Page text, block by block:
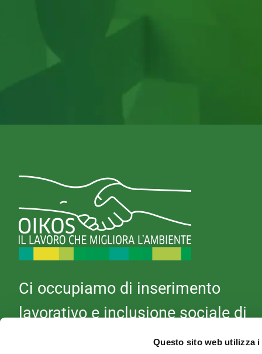
Questo sito web utilizza i
Ci occupiamo di inserimento
lavorativo e inclusione sociale di
persone in difficoltà.